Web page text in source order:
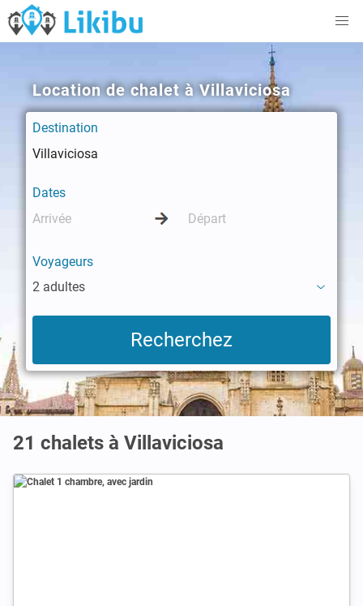
Location de chalet à Villaviciosa
Destination
Dates
Voyageurs
2 adultes
21 chalets à Villaviciosa